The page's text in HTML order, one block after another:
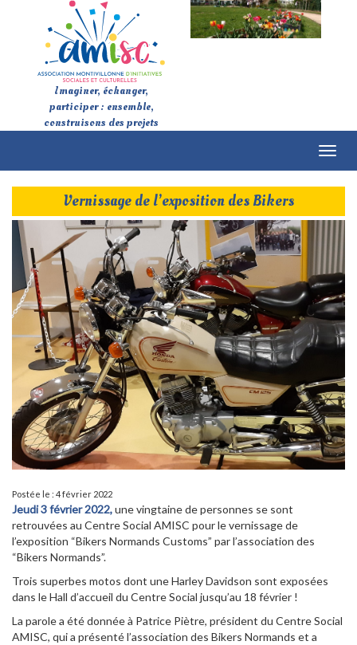
Imaginer, échanger,
participer : ensemble,
construisons des projets
Vernissage de l’exposition des Bikers
Postée le : 4 février 2022
Jeudi 3 février 2022,une vingtaine de personnes se sont
retrouvées au Centre Social AMISC pour le vernissage de
l’exposition “Bikers Normands Customs” par l’association des
“Bikers Normands”.
Trois superbes motos dont une Harley Davidson sont exposées
dans le Hall d’accueil du Centre Social jusqu’au 18 février !
La parole a été donnée à Patrice Piètre, président du Centre Social
AMISC, qui a présenté l’association des Bikers Normands et a